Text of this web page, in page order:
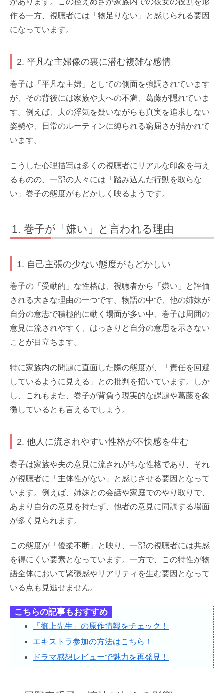
作る一方、視聴者には「物足りない」と感じられる要因
になっています。
2. 平凡な主婦像の裏に潜む複雑な感情
巻子は「平凡な主婦」としての側面を強調されています
が、その背後には家族や夫への不満、葛藤が隠れていま
す。例えば、夫の浮気を疑いながらも真実を追求しない
姿勢や、日常のルーティンに縛られる窮屈さが描かれて
います。
こうした心理描写は多くの視聴者にリアルな印象を与え
るものの、一部の人々には「踏み込んだ行動を取らな
い」巻子の態度がもどかしく映るようです。
巻子が「嫌い」と言われる理由
1. 自己主張の少ない態度がもどかしい
巻子の「受動的」な性格は、視聴者から「嫌い」と評価
される大きな理由の一つです。物語の中で、他の姉妹が
自分の意志で積極的に動く場面が多い中、巻子は周囲の
意見に流されやすく、はっきりと自分の意思を示さない
ことが目立ちます。
特に家族内の問題に直面した際の態度が、「責任を回避
しているように見える」との批判を招いています。しか
し、これもまた、巻子が背負う現実的な課題や葛藤を象
徴しているとも言えるでしょう。
2. 他人に流されやすい性格が不快感を生む
巻子は家族や夫の意見に流されがちな性格であり、それ
が視聴者に「主体性がない」と感じさせる要因となって
います。例えば、姉妹との会話や家庭でのやり取りで、
あまり自分の意見を持たず、他者の意見に同調する場面
が多く見られます。
この態度が「優柔不断」と映り、一部の視聴者には共感
を得にくい要素となっています。一方で、この特性が物
語全体において緊張感やリアリティを生む要因となって
いる点も見逃せません。
こちらの記事もおすすめ
「御上先生」の原作情報をチェック！
エキストラ参加の方法はこちら！
ドラマ感想レビューで魅力を再発見！